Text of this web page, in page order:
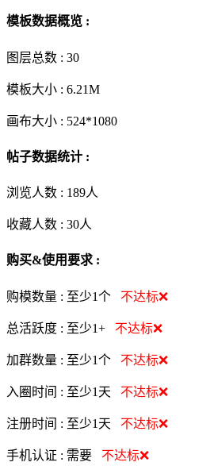
模板数据概览 :
图层总数 : 30
模板大小 : 6.21M
画布大小 : 524*1080
帖子数据统计 :
浏览人数 : 189人
收藏人数 : 30人
购买&使用要求 :
购模数量 : 至少1个 不达标❌
总活跃度 : 至少1+ 不达标❌
加群数量 : 至少1个 不达标❌
入圈时间 : 至少1天 不达标❌
注册时间 : 至少1天 不达标❌
手机认证 : 需要 不达标❌